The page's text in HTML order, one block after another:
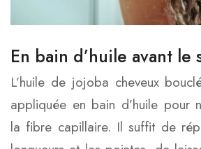
En bain d’huile avant le
L’huile de jojoba cheveux
appliquée en bain d’huile pour
la fibre capillaire. Il suffit de